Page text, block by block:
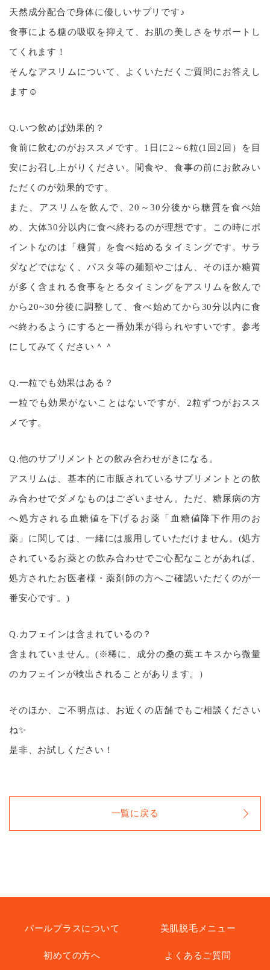
天然成分配合で身体に優しいサプリです♪
食事による糖の吸収を抑えて、お肌の美しさをサポートし
てくれます！
そんなアスリムについて、よくいただくご質問にお答えし
ます☺
Q.いつ飲めば効果的？
食前に飲むのがおススメです。1日に2～6粒(1回2回）を目
安にお召し上がりください。間食や、食事の前にお飲みい
ただくのが効果的です。
また、アスリムを飲んで、20～30分後から糖質を食べ始
め、大体30分以内に食べ終わるのが理想です。この時にポ
イントなのは「糖質」を食べ始めるタイミングです。サラ
ダなどではなく、パスタ等の麺類やごはん、そのほか糖質
が多く含まれる食事をとるタイミングをアスリムを飲んで
から20~30分後に調整して、食べ始めてから30分以内に食
べ終わるようにすると一番効果が得られやすいです。参考
にしてみてください＾＾
Q.一粒でも効果はある？
一粒でも効果がないことはないですが、2粒ずつがおスス
メです。
Q.他のサプリメントとの飲み合わせがきになる。
アスリムは、基本的に市販されているサプリメントとの飲
み合わせでダメなものはございません。ただ、糖尿病の方
へ処方される血糖値を下げるお薬「血糖値降下作用のお
薬」に関しては、一緒には服用していただけません。(処方
されているお薬との飲み合わせでご心配なことがあれば、
処方されたお医者様・薬剤師の方へご確認いただくのが一
番安心です。)
Q.カフェインは含まれているの？
含まれていません。(※稀に、成分の桑の葉エキスから微量
のカフェインが検出されることがあります。）
そのほか、ご不明点は、お近くの店舗でもご相談ください
ね✨
是非、お試しください！
一覧に戻る
パールプラスについて 美肌脱毛メニュー
初めての方へ よくあるご質問